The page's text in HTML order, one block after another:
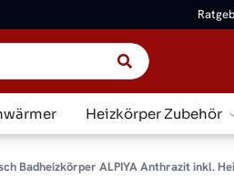
Heizkörper Zubehör
Badheizkörper ALPIYA Anthrazit inkl.